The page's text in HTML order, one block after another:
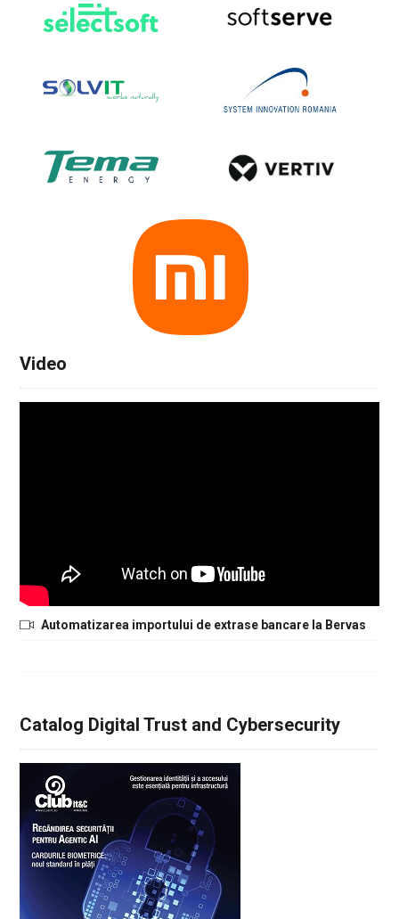
Video
Automatizarea importului de extrase bancare la Bervas
Catalog Digital Trust and Cybersecurity